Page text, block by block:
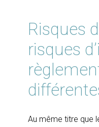
Risques
risques
Au même titre que